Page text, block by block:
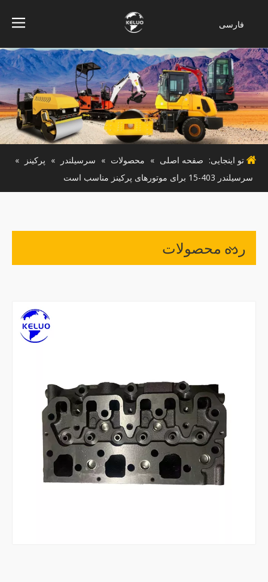
فارسی
indonesia
Türk dili
ไทย
Italiano
Deutsch
Português
Español
Pусский
تو اینجایی: صفحه اصلی » محصولات » سرسیلندر » پرکینز
»
سرسیلندر 403-15 برای موتورهای پرکینز مناسب است
رده محصولات